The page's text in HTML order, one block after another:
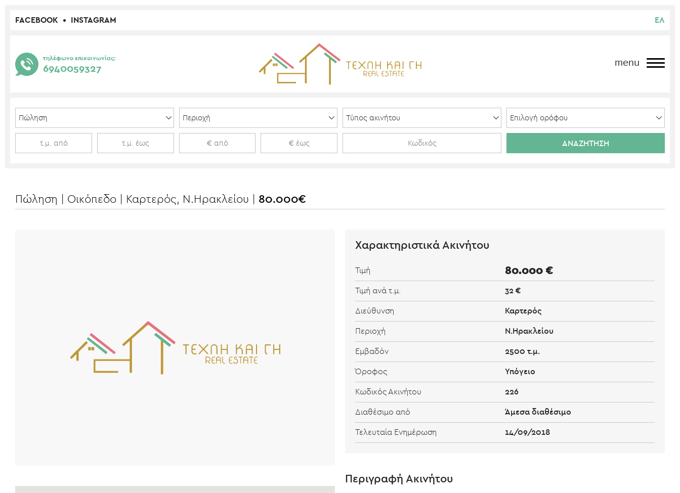
FACEBOOK INSTAGRAM ΕΛ
τηλέφωνο επικοινωνίας:
6940059327 menu
Πώληση | Οικόπεδο | Καρτερός, Ν.Ηρακλείου | 80.000€
Χαρακτηριστικά Ακινήτου
Τιμή 80.000 €
Τιμή ανά τ.μ. 32 €
Διεύθυνση Καρτερός
Περιοχή Ν.Ηρακλείου
Εμβαδόν 2500 τ.μ.
Όροφος Υπόγειο
Κωδικός Ακινήτου 226
Διαθέσιμο από Άμεσα διαθέσιμο
Τελευταία Ενημέρωση 14/09/2018
Περιγραφή Ακινήτου